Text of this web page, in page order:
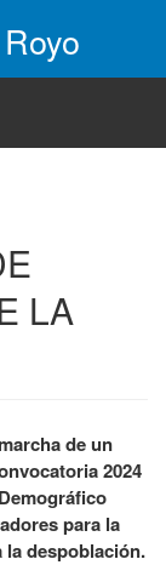
LA
de un
2024
para la
despoblación.